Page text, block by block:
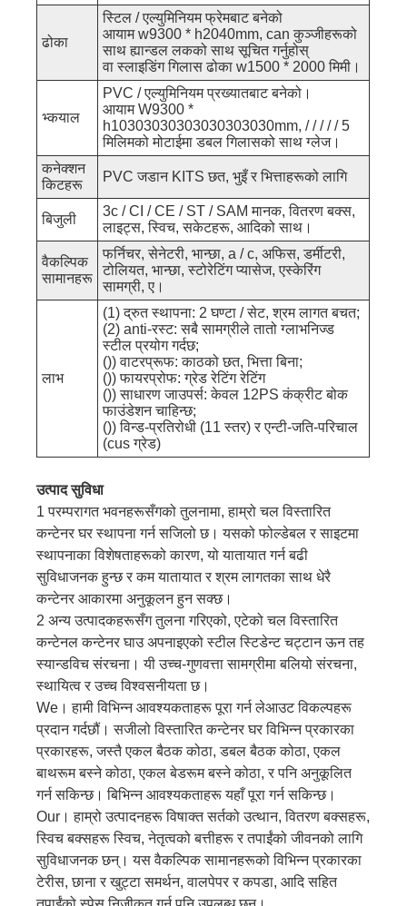
ढोका
स्टिल / एल्युमिनियम फ्रेमबाट बनेको
आयाम w9300 * h2040mm, can कुञ्जीहरूको
साथ ह्यान्डल लकको साथ सूचित गर्नुहोस्
वा स्लाइडिंग गिलास ढोका w1500 * 2000 मिमी।
भ्कयाल
PVC / एल्युमिनियम प्रख्यातबाट बनेको।
आयाम W9300 *
h10303030303030303030mm, / / ​​/ / / 5
मिलिमको मोटाईमा डबल गिलासको साथ ग्लेज।
कनेक्शन
किटहरू
PVC जडान KITS छत, भुइँ र भित्ताहरूको लागि
बिजुली
3c / CI / CE / ST / SAM मानक, वितरण बक्स,
लाइट्स, स्विच, सकेटहरू, आदिको साथ।
वैकल्पिक
सामानहरू
फर्निचर, सेनेटरी, भान्छा, a / c, अफिस, डर्मीटरी,
टोलियत, भान्छा, स्टोरेटिंग प्यासेज, एस्केरिंग
सामग्री, ए।
लाभ
(1) द्रुत स्थापना: 2 घण्टा / सेट, श्रम लागत बचत;
(2) anti-रस्ट: सबै सामग्रीले तातो ग्लाभनिज्ड
स्टील प्रयोग गर्दछ;
()) वाटरप्रूफ: काठको छत, भित्ता बिना;
()) फायरप्रोफ: ग्रेड रेटिंग रेटिंग
()) साधारण जाउपर्स: केवल 12PS कंक्रीट बोक
फाउंडेशन चाहिन्छ;
()) विन्ड-प्रतिरोधी (11 स्तर) र एन्टी-जति-परिचाल
(cus ग्रेड)
उत्पाद सुविधा
1 परम्परागत भवनहरूसँगको तुलनामा, हाम्रो चल विस्तारित
कन्टेनर घर स्थापना गर्न सजिलो छ। यसको फोल्डेबल र साइटमा
स्थापनाका विशेषताहरूको कारण, यो यातायात गर्न बढी
सुविधाजनक हुन्छ र कम यातायात र श्रम लागतका साथ धेरै
कन्टेनर आकारमा अनुकूलन हुन सक्छ।
2 अन्य उत्पादकहरूसँग तुलना गरिएको, एटेको चल विस्तारित
कन्टेनल कन्टेनर घाउ अपनाइएको स्टील स्टिडेन्ट चट्टान ऊन तह
स्यान्डविच संरचना। यी उच्च-गुणवत्ता सामग्रीमा बलियो संरचना,
स्थायित्व र उच्च विश्वसनीयता छ।
We। हामी विभिन्न आवश्यकताहरू पूरा गर्न लेआउट विकल्पहरू
प्रदान गर्दछौं। सजीलो विस्तारित कन्टेनर घर विभिन्न प्रकारका
प्रकारहरू, जस्तै एकल बैठक कोठा, डबल बैठक कोठा, एकल
बाथरूम बस्ने कोठा, एकल बेडरूम बस्ने कोठा, र पनि अनुकूलित
गर्न सकिन्छ। बिभिन्न आवश्यकताहरू यहाँ पूरा गर्न सकिन्छ।
Our। हाम्रो उत्पादनहरू विषाक्त सर्तको उत्थान, वितरण बक्सहरू,
स्विच बक्सहरू स्विच, नेतृत्वको बत्तीहरू र तपाईंको जीवनको लागि
सुविधाजनक छन्। यस वैकल्पिक सामानहरूको विभिन्न प्रकारका
टेरीस, छाना र खुट्टा समर्थन, वालपेपर र कपडा, आदि सहित